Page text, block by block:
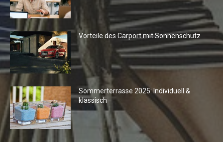
Vorteile des Carport mit Sonnenschutz
Sommerterrasse 2025: Individuell &
klassisch